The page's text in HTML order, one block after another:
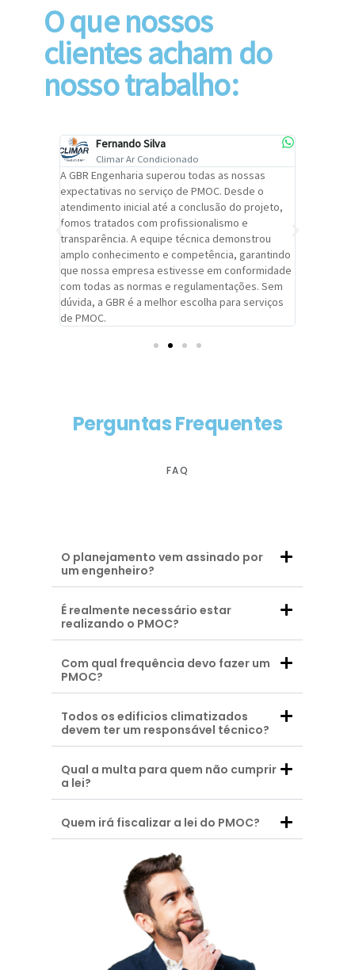
O que nossos
clientes acham do
nosso trabalho:
Fernando Silva
Climar Ar Condicionado
A GBR Engenharia superou todas as nossas
expectativas no serviço de PMOC. Desde o
atendimento inicial até a conclusão do projeto,
fomos tratados com profissionalismo e
transparência. A equipe técnica demonstrou
amplo conhecimento e competência, garantindo
que nossa empresa estivesse em conformidade
com todas as normas e regulamentações. Sem
dúvida, a GBR é a melhor escolha para serviços
de PMOC.
Perguntas Frequentes
FAQ
O planejamento vem assinado por
um engenheiro?
É realmente necessário estar
realizando o PMOC?
Com qual frequência devo fazer um
PMOC?
Todos os edificios climatizados
devem ter um responsável técnico?
Qual a multa para quem não cumprir
a lei?
Quem irá fiscalizar a lei do PMOC?